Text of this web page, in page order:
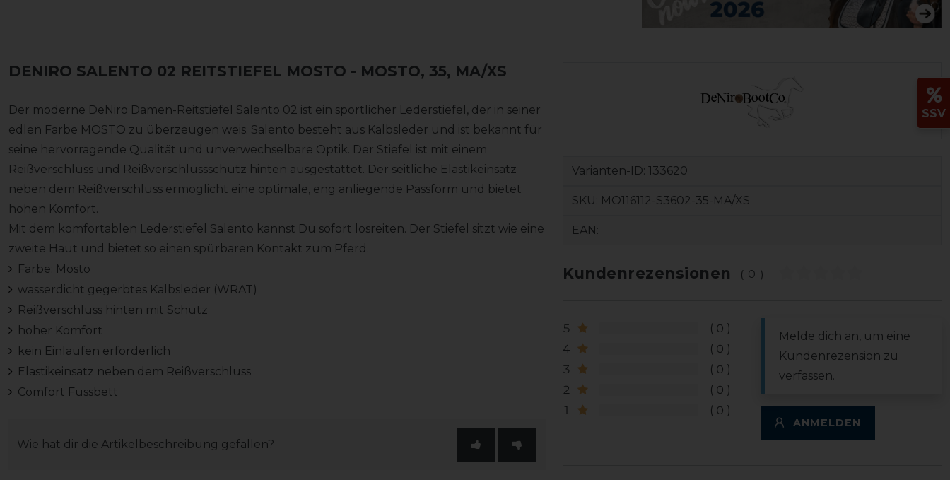
DENIRO SALENTO 02 REITSTIEFEL MOSTO - MOSTO, 35, MA/XS
Der moderne DeNiro Damen-Reitstiefel Salento 02 ist ein sportlicher Lederstiefel, der in seiner
edlen Farbe MOSTO zu überzeugen weis. Salento besteht aus Kalbsleder und ist bekannt für
seine hervorragende Qualität und unverwechselbare Optik. Der Stiefel ist mit einem
Reißverschluss und Reißverschlussschutz hinten ausgestattet. Der seitliche Elastikeinsatz
neben dem Reißverschluss ermöglicht eine optimale, eng anliegende Passform und bietet
hohen Komfort.
Mit dem komfortablen Lederstiefel Salento kannst Du sofort losreiten. Der Stiefel sitzt wie eine
zweite Haut und bietet so einen spürbaren Kontakt zum Pferd.
Farbe: Mosto
wasserdicht gegerbtes Kalbsleder (WRAT)
Reißverschluss hinten mit Schutz
hoher Komfort
kein Einlaufen erforderlich
Elastikeinsatz neben dem Reißverschluss
Comfort Fussbett
Wie hat dir die Artikelbeschreibung gefallen?
Varianten-ID: 133620
SKU: MO116112-S3602-35-MA/XS
EAN:
Kundenrezensionen (0)
5
0
4
0
3
0
2
0
1
0
Melde dich an, um eine
Kundenrezension zu
verfassen.
ANMELDEN
SSV